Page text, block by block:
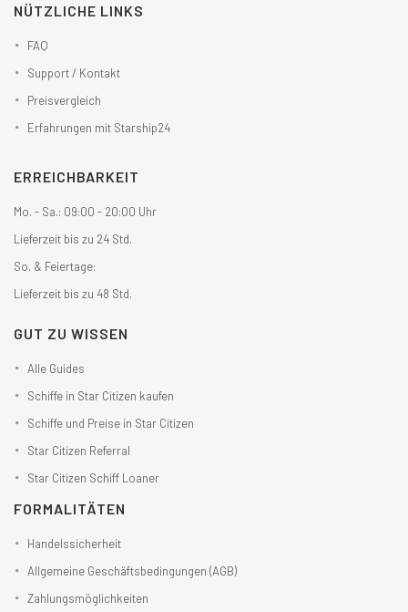
NÜTZLICHE LINKS
FAQ
Support / Kontakt
Preisvergleich
Erfahrungen mit Starship24
ERREICHBARKEIT
Mo. - Sa.: 09:00 - 20:00 Uhr
Lieferzeit bis zu 24 Std.
So. & Feiertage:
Lieferzeit bis zu 48 Std.
GUT ZU WISSEN
Alle Guides
Schiffe in Star Citizen kaufen
Schiffe und Preise in Star Citizen
Star Citizen Referral
Star Citizen Schiff Loaner
FORMALITÄTEN
Handelssicherheit
Allgemeine Geschäftsbedingungen (AGB)
Zahlungsmöglichkeiten